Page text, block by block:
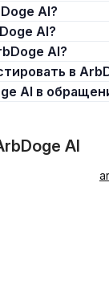
AI?
AI?
AI?
в
AI в
AI